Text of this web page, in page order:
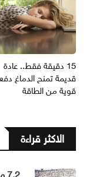
15 دقيقة فقط.. عادة
قديمة تمنح الدماغ
قوية من الطاقة
الاكثر قراءة